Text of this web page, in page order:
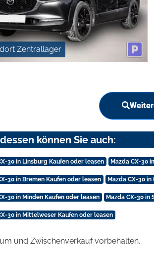
Zentrallager
können Sie auch:
30 in Linsburg Kaufen oder leasen Mazda CX-30
30 in Bremen Kaufen oder leasen Mazda CX-30
30 in Minden Kaufen oder leasen Mazda CX-30 in
30 in Mittelweser Kaufen oder leasen
und Zwischenverkauf vorbehalten.